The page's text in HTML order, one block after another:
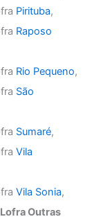
Pirituba,
Raposo
Rio Pequeno,
São
Sumaré,
Vila
Vila Sonia,
Outras